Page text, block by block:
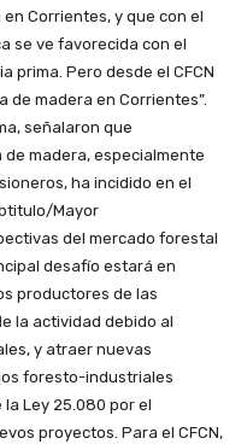
Corrientes, y que con el
se ve favorecida con el
prima. Pero desde el CFCN
madera en Corrientes”.
señalaron que
madera, especialmente
ha incidido en el
Mayor
del mercado forestal
desafío estará en
productores de las
la actividad debido al
y atraer nuevas
foresto-industriales
Ley 25.080 por el
proyectos. Para el CFCN,